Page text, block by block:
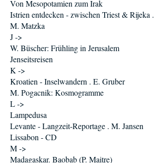
Von Mesopotamien zum Irak
Istrien entdecken - zwischen Triest & Rijeka .
M. Matzka
J ->
W. Büscher: Frühling in Jerusalem
Jenseitsreisen
K ->
Kroatien - Inselwandern . E. Gruber
M. Pogacnik: Kosmogramme
L ->
Lampedusa
Levante - Langzeit-Reportage . M. Jansen
Lissabon - CD
M ->
Madagaskar. Baobab (P. Maitre)